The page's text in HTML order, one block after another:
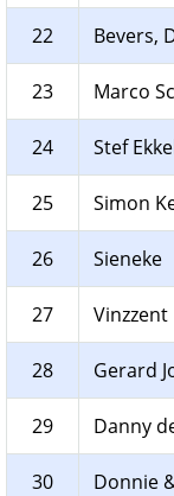
22 Bevers,
23 Marco
24 Stef
25 Simon
26 Sieneke
27 Vinzzent
28 Gerard
29 Danny
30 Donnie